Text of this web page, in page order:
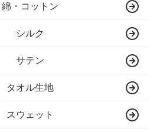
綿・コットン
シルク
サテン
タオル生地
スウェット